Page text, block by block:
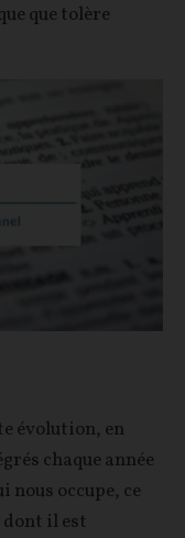
que tolère
évolution, en
chaque année
nous occupe, ce
dont il est